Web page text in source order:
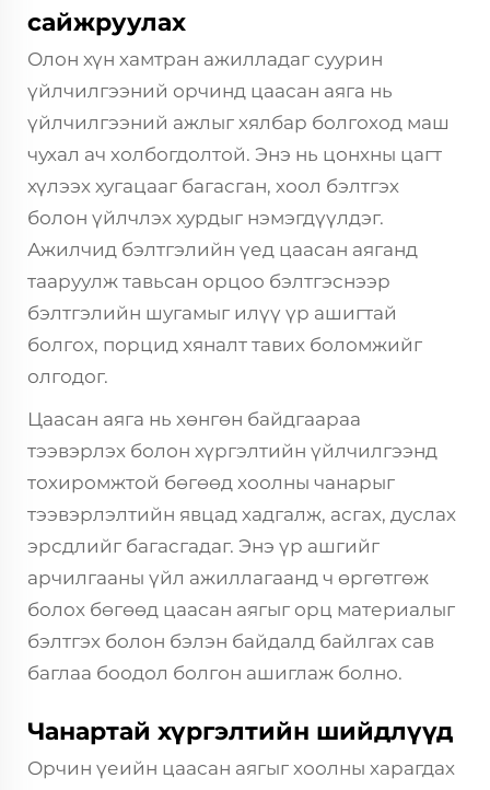
сайжруулах
Олон хүн хамтран ажилладаг суурин
үйлчилгээний орчинд цаасан аяга нь
үйлчилгээний ажлыг хялбар болгоход маш
чухал ач холбогдолтой. Энэ нь цонхны цагт
хүлээх хугацааг багасган, хоол бэлтгэх
болон үйлчлэх хурдыг нэмэгдүүлдэг.
Ажилчид бэлтгэлийн үед цаасан аяганд
тааруулж тавьсан орцоо бэлтгэснээр
бэлтгэлийн шугамыг илүү үр ашигтай
болгох, порцид хяналт тавих боломжийг
олгодог.
Цаасан аяга нь хөнгөн байдгаараа
тээвэрлэх болон хүргэлтийн үйлчилгээнд
тохиромжтой бөгөөд хоолны чанарыг
тээвэрлэлтийн явцад хадгалж, асгах, дуслах
эрсдлийг багасгадаг. Энэ үр ашгийг
арчилгааны үйл ажиллагаанд ч өргөтгөж
болох бөгөөд цаасан аягыг орц материалыг
бэлтгэх болон бэлэн байдалд байлгах сав
баглаа боодол болгон ашиглаж болно.
Чанартай хүргэлтийн шийдлүүд
Орчин үеийн цаасан аягыг хоолны харагдах